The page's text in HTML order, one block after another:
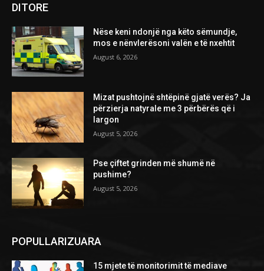
DITORE
Nëse keni ndonjë nga këto sëmundje,
mos e nënvlerësoni valën e të nxehtit
August 6, 2026
Mizat pushtojnë shtëpinë gjatë verës? Ja
përzierja natyrale me 3 përbërës që i
largon
August 5, 2026
Pse çiftet grinden më shumë në
pushime?
August 5, 2026
POPULLARIZUARA
15 mjete të monitorimit të mediave